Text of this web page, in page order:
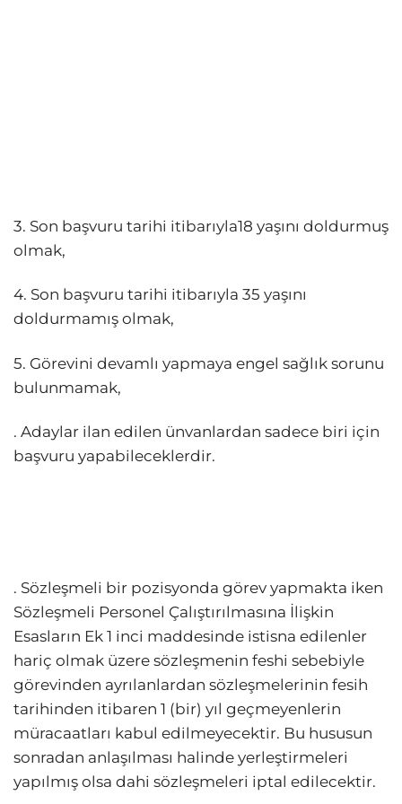
3. Son başvuru tarihi itibarıyla18 yaşını doldurmuş
olmak,
4. Son başvuru tarihi itibarıyla 35 yaşını
doldurmamış olmak,
5. Görevini devamlı yapmaya engel sağlık sorunu
bulunmamak,
. Adaylar ilan edilen ünvanlardan sadece biri için
başvuru yapabileceklerdir.
. Sözleşmeli bir pozisyonda görev yapmakta iken
Sözleşmeli Personel Çalıştırılmasına İlişkin
Esasların Ek 1 inci maddesinde istisna edilenler
hariç olmak üzere sözleşmenin feshi sebebiyle
görevinden ayrılanlardan sözleşmelerinin fesih
tarihinden itibaren 1 (bir) yıl geçmeyenlerin
müracaatları kabul edilmeyecektir. Bu hususun
sonradan anlaşılması halinde yerleştirmeleri
yapılmış olsa dahi sözleşmeleri iptal edilecektir.